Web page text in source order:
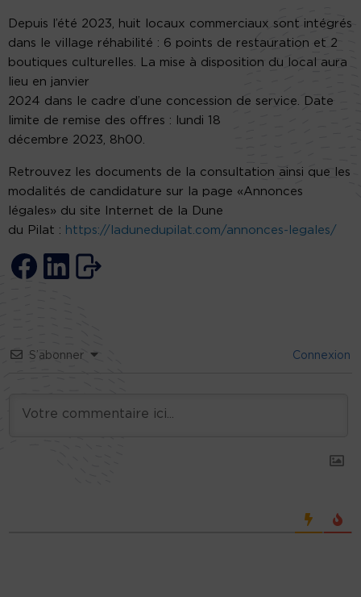
Depuis l’été 2023, huit locaux commerciaux sont intégrés
dans le village réhabilité : 6 points de restauration et 2
boutiques culturelles. La mise à disposition du local aura
lieu en janvier
2024 dans le cadre d’une concession de service. Date
limite de remise des offres : lundi 18
décembre 2023, 8h00.
Retrouvez les documents de la consultation ainsi que les
modalités de candidature sur la page «Annonces
légales» du site Internet de la Dune
du Pilat : https://ladunedupilat.com/annonces-legales/
S’abonner Connexion